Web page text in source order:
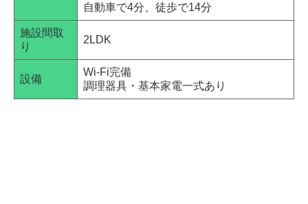
自動車で4分、徒歩で14分
施設間取
り
2LDK
設備
Wi-Fi完備
調理器具・基本家電一式あり